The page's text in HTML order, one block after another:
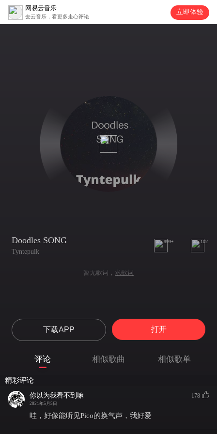
网易云音乐
去云音乐，看更多走心评论
立即体验
Doodles SONG
Tyntepulk
999+ 102
暂无歌词， 求歌词
下载APP 打开
评论 相似歌曲 相似歌单
精彩评论
你以为我看不到嘛
2021年5月5日
178
哇，好像能听见Pico的换气声，我好爱